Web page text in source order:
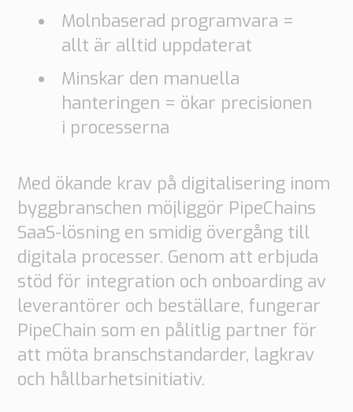
Molnbaserad programvara =
allt är alltid uppdaterat
Minskar den manuella
hanteringen = ökar precisionen
i processerna
Med ökande krav på digitalisering inom
byggbranschen möjliggör PipeChains
SaaS-lösning en smidig övergång till
digitala processer. Genom att erbjuda
stöd för integration och onboarding av
leverantörer och beställare, fungerar
PipeChain som en pålitlig partner för
att möta branschstandarder, lagkrav
och hållbarhetsinitiativ.